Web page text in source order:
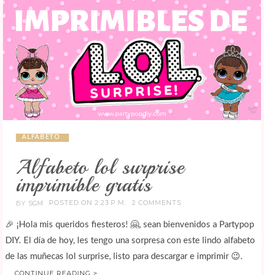
ALFABETO
Alfabeto lol surprise
imprimible gratis
BY SGM POSTED ON 2:23 P.M. 2 COMMENTS
🎉 ¡Hola mis queridos fiesteros! 🤗, sean bienvenidos a Partypop
DIY. El día de hoy, les tengo una sorpresa con este lindo alfabeto
de las muñecas lol surprise, listo para descargar e imprimir 😉.
CONTINUE READING >